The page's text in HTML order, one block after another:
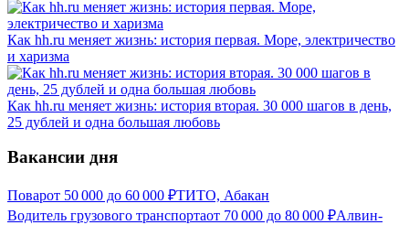
Как hh.ru меняет жизнь: история первая. Море, электричество
и харизма
Как hh.ru меняет жизнь: история вторая. 30 000 шагов в день,
25 дублей и одна большая любовь
Вакансии дня
Поварот 50 000 до 60 000 ₽ТИТО, Абакан
Водитель грузового транспортаот 70 000 до 80 000 ₽Алвин-